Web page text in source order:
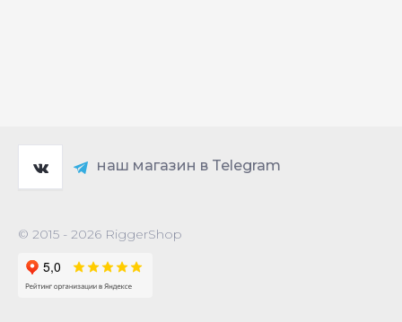
наш магазин в Telegram
© 2015 - 2026 RiggerShop